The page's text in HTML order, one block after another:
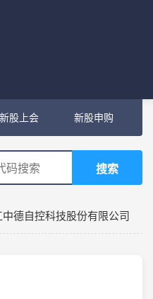
新股上会 新股申购
搜索
中德自控科技股份有限公司